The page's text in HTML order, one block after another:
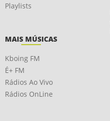
Playlists
MAIS MÚSICAS
Kboing FM
É+ FM
Rádios Ao Vivo
Rádios OnLine